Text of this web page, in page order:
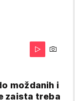
moždanih i
zaista treba